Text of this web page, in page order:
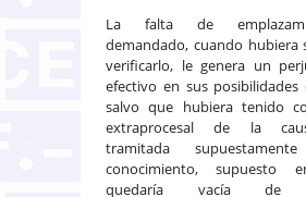
La falta de
demandado, cuando hubiera
verificarlo, le genera un
efectivo en sus posibilidades
salvo que hubiera tenido
extraprocesal de la
tramitada
conocimiento, supuesto
quedaría vacía de